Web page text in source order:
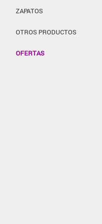
ZAPATOS
OTROS PRODUCTOS
OFERTAS